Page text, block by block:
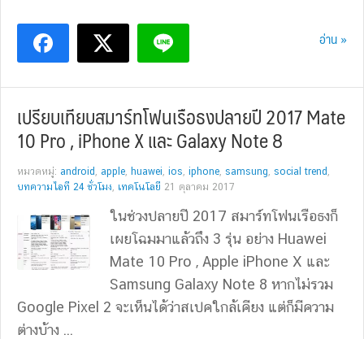
อ่าน »
เปรียบเทียบสมาร์ทโฟนเรือธงปลายปี 2017 Mate
10 Pro , iPhone X และ Galaxy Note 8
หมวดหมู่: android , apple, huawei, ios, iphone, samsung, social trend ,
บทความไอที 24 ชั่วโมง, เทคโนโลยี 21 ตุลาคม 2017
ในช่วงปลายปี 2017 สมาร์ทโฟนเรือธงก็
เผยโฉมมาแล้วถึง 3 รุ่น อย่าง Huawei
Mate 10 Pro , Apple iPhone X และ
Samsung Galaxy Note 8 หากไม่รวม
Google Pixel 2 จะเห็นได้ว่าสเปคใกล้เคียง แต่ก็มีความ
ต่างบ้าง ...